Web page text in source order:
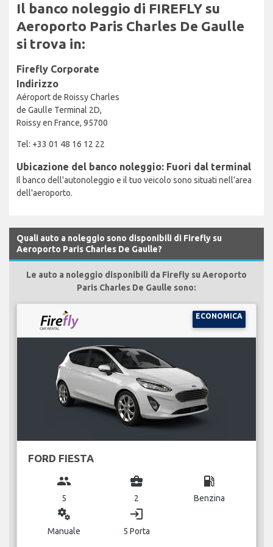
Il banco noleggio di FIREFLY su
Aeroporto Paris Charles De Gaulle
si trova in:
Firefly Corporate
Indirizzo
Aéroport de Roissy Charles
de Gaulle Terminal 2D,
Roissy en France, 95700
Tel: +33 01 48 16 12 22
Ubicazione del banco noleggio: Fuori dal terminal
Il banco dell'autonoleggio e il tuo veicolo sono situati nell’area
dell'aeroporto.
Quali auto a noleggio sono disponibili di Firefly su
Aeroporto Paris Charles De Gaulle?
Le auto a noleggio disponibili da Firefly su Aeroporto
Paris Charles De Gaulle sono:
ECONOMICA
FORD FIESTA
group
5
business_center
2
local_gas_station
Benzina
miscellaneous_services
Manuale
login
5 Porta